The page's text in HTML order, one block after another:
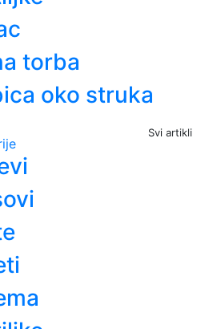
torba
oko struka
Svi artikli